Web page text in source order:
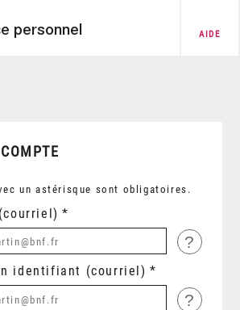
personnel AIDE
un astérisque sont obligatoires.
?
identifiant (courriel)
?